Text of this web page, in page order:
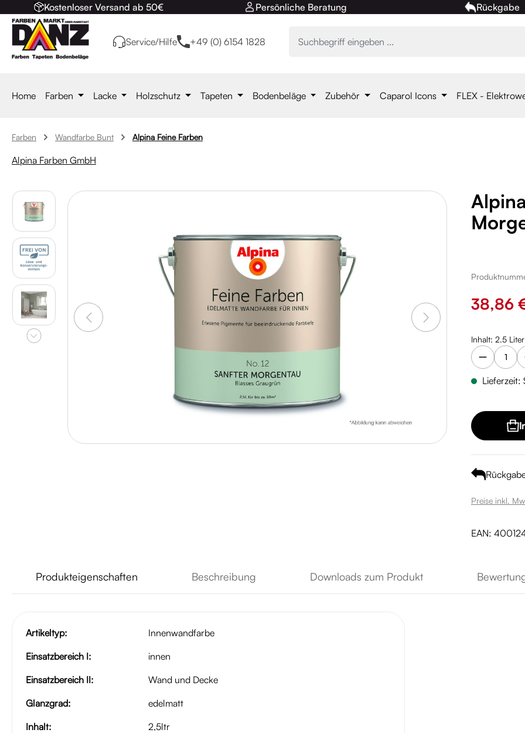
Hauptinhalt springen
Zur Suche springen
Zur Hauptnavigation springen
Kostenloser Versand ab 50€ Persönliche Beratung Rückgabe
Service/Hilfe +49 (0) 6154 1828
Home Farben Lacke Holzschutz Tapeten Bodenbeläge Zubehör Caparol Icons FLEX -
Farben Wandfarbe Bunt Alpina Feine Farben
Alpina Farben GmbH
Bildergalerie überspringen
38,86
Inhalt: 2.5 Liter
Lieferzeit:
Preise inkl.
EAN:
Produkteigenschaften Beschreibung Downloads zum Produkt
Artikeltyp:
Innenwandfarbe
Einsatzbereich I:
innen
Einsatzbereich II:
Wand und Decke
Glanzgrad:
edelmatt
Inhalt:
2,5ltr